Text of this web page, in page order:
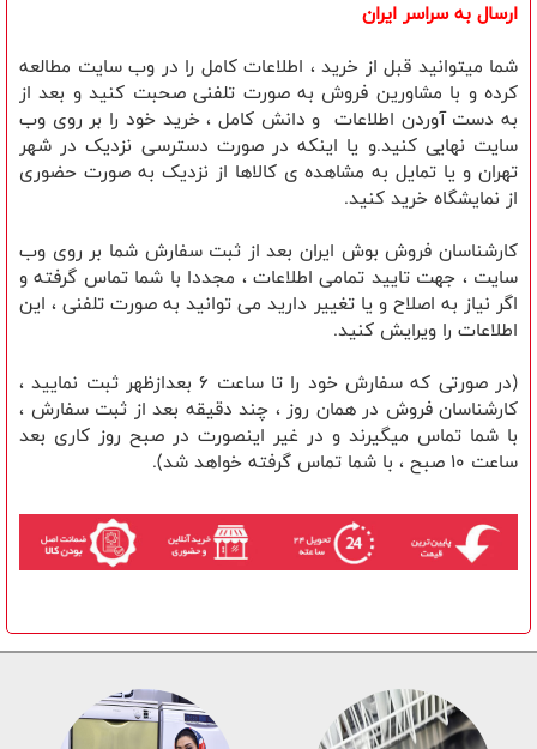
ارسال به سراسر ایران
شما میتوانید قبل از خرید ، اطلاعات کامل را در وب سایت مطالعه
کرده و با مشاورین فروش به صورت تلفنی صحبت کنید و بعد از
به دست آوردن اطلاعات و دانش کامل ، خرید خود را بر روی وب
سایت نهایی کنید.و یا اینکه در صورت دسترسی نزدیک در شهر
تهران و یا تمایل به مشاهده ی کالاها از نزدیک به صورت حضوری
از نمایشگاه خرید کنید.
کارشناسان فروش بوش ایران بعد از ثبت سفارش شما بر روی وب
سایت ، جهت تایید تمامی اطلاعات ، مجددا با شما تماس گرفته و
اگر نیاز به اصلاح و یا تغییر دارید می توانید به صورت تلفنی ، این
اطلاعات را ویرایش کنید.
(در صورتی که سفارش خود را تا ساعت 6 بعدازظهر ثبت نمایید ،
کارشناسان فروش در همان روز ، چند دقیقه بعد از ثبت سفارش ،
با شما تماس میگیرند و در غیر اینصورت در صبح روز کاری بعد
ساعت 10 صبح ، با شما تماس گرفته خواهد شد).